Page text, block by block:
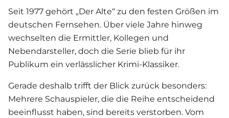
Seit 1977 gehört „Der Alte“ zu den festen Größen im
deutschen Fernsehen. Über viele Jahre hinweg
wechselten die Ermittler, Kollegen und
Nebendarsteller, doch die Serie blieb für ihr
Publikum ein verlässlicher Krimi-Klassiker.
Gerade deshalb trifft der Blick zurück besonders:
Mehrere Schauspieler, die die Reihe entscheidend
beeinflusst haben, sind bereits verstorben. Vom